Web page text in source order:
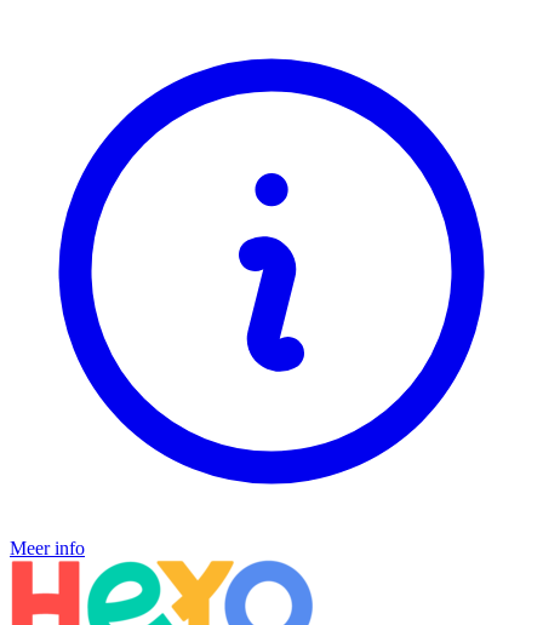
Meer info